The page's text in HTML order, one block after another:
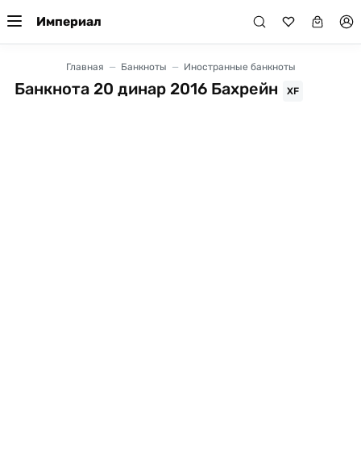
Империал
Главная Банкноты Иностранные банкноты
Банкнота 20 динар 2016 Бахрейн XF